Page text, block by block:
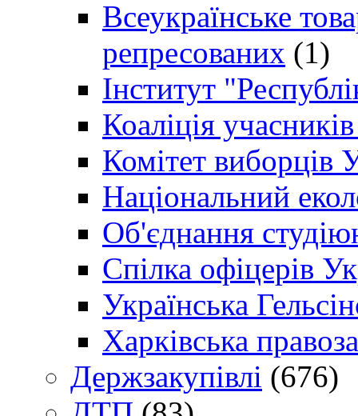
Всеукраїнське
репресованих (1)
Інститут
Коаліція
Комітет виборців
Національний
Об'єднання
Спілка офіцерів
Українська
Харківська
Держзакупівлі (676)